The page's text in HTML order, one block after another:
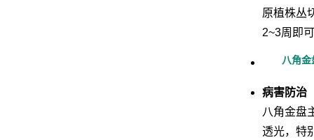
原植株丛
2~3周即
八角
病害防治
八角金盘
透光，特